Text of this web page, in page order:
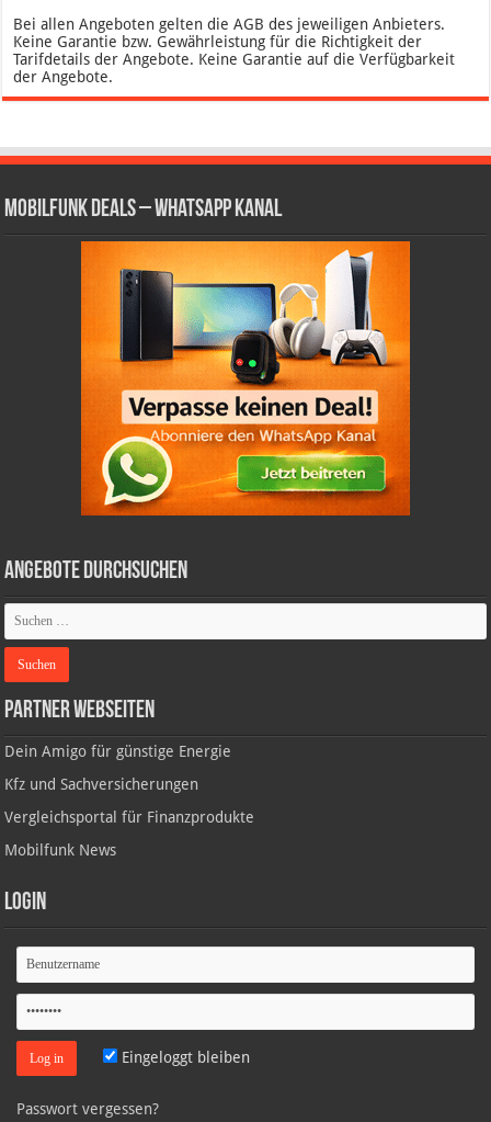
Bei allen Angeboten gelten die AGB des jeweiligen Anbieters.
Keine Garantie bzw. Gewährleistung für die Richtigkeit der
Tarifdetails der Angebote. Keine Garantie auf die Verfügbarkeit
der Angebote.
Mobilfunk Deals – WhatsApp Kanal
Angebote durchsuchen
Partner Webseiten
Dein Amigo für günstige Energie
Kfz und Sachversicherungen
Vergleichsportal für Finanzprodukte
Mobilfunk News
Login
Eingeloggt bleiben
Passwort vergessen?